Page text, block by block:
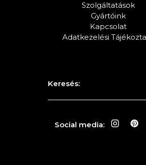
Szolgáltatások
Gyártóink
Kapcsolat
Adatkezelési
Keresés:
Social media: